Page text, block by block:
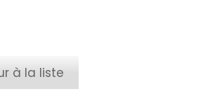
à la liste